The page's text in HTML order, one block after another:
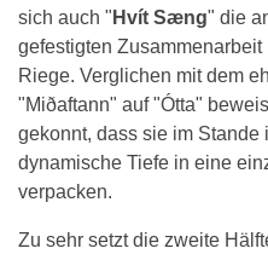
sich auch " Hvít Sæng" die
gefestigten
Riege. Verglichen mit dem
"Miðaftann" auf "Ótta"
gekonnt, dass sie im Stande
dynamische Tiefe in eine
verpacken.
Zu sehr setzt die zweite